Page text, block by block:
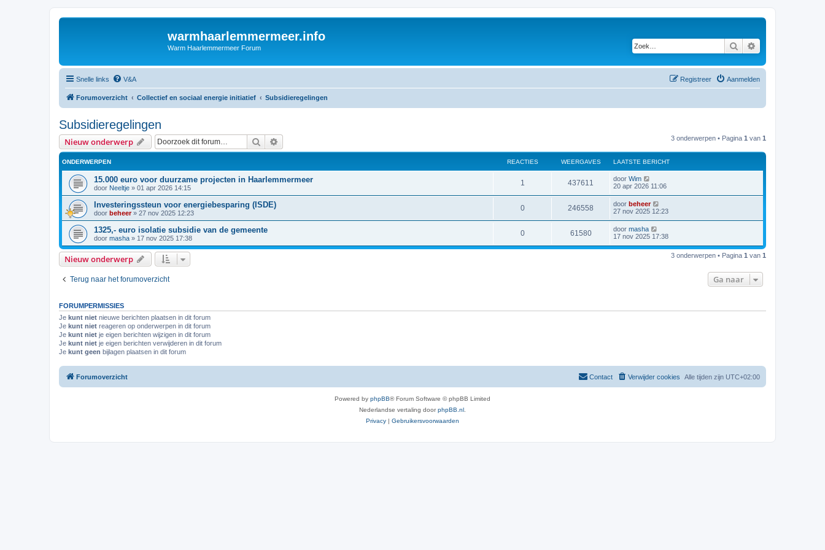
warmhaarlemmermeer.info
Warm Haarlemmermeer Forum Zoek
Snelle links V&A Aanmelden
Registreer
Forumoverzicht Collectief en sociaal energie initiatief Subsidieregelingen
Subsidieregelingen
Nieuw onderwerp Zoek 3 onderwerpen • Pagina 1 van 1
ONDERWERPEN REACTIES WEERGAVES LAATSTE BERICHT
15.000 euro voor duurzame projecten in Haarlemmermeer
door Neeltje » 01 apr 2026 14:15
1 437611 door Wim
20 apr 2026 11:06
Investeringssteun voor energiebesparing (ISDE)
door beheer» 27 nov 2025 12:23
0 246558 door beheer
27 nov 2025 12:23
1325,- euro isolatie subsidie van de gemeente
door masha » 17 nov 2025 17:38
0 61580 door masha
17 nov 2025 17:38
Nieuw onderwerp 3 onderwerpen • Pagina 1 van 1
Terug naar het forumoverzicht Ga naar
FORUMPERMISSIES
Je kunt niet nieuwe berichten plaatsen in dit forum
Je kunt niet reageren op onderwerpen in dit forum
Je kunt niet je eigen berichten wijzigen in dit forum
Je kunt niet je eigen berichten verwijderen in dit forum
Je kunt geen bijlagen plaatsen in dit forum
Forumoverzicht Alle tijden zijn UTC+02:00
Verwijder cookies
Contact
Powered by phpBB® Forum Software © phpBB Limited
Nederlandse vertaling doorphpBB.nl
Privacy | Gebruikersvoorwaarden